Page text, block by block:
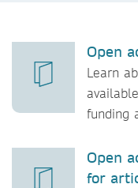
Open
Learn
funding
Open
for